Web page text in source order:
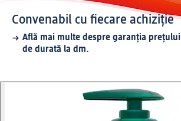
Convenabil cu fiecare achiziție
Află mai multe despre garanția prețului
de durată la dm.